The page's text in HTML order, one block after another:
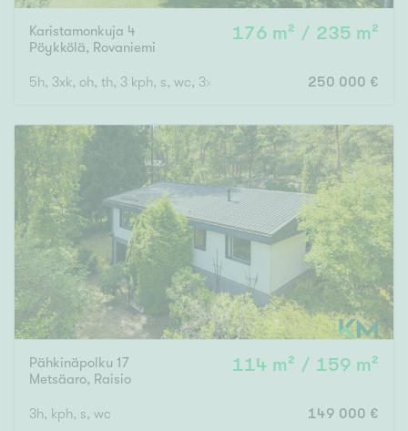
Karistamonkuja 4
Pöykkölä, Rovaniemi
176 m² / 235 m²
5h, 3xk, oh, th, 3 kph, s, wc, 3x vh 250 000 €
Pähkinäpolku 17
Metsäaro, Raisio
114 m² / 159 m²
3h, kph, s, wc 149 000 €